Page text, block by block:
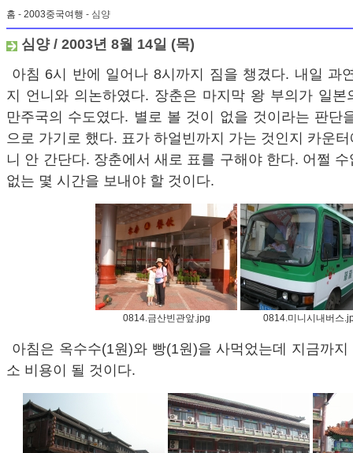
홈 - 2003중국여행 - 심양
심양 / 2003년 8월 14일 (목)
아침 6시 반에 일어나 8시까지 짐을 챙겼다. 내일 과
지 언니와 의논하였다. 장춘은 마지막 왕 부의가 일본
만주국의 수도였다. 별로 볼 것이 없을 것이라는 판단
으로 가기로 했다. 표가 하얼빈까지 가는 것인지 카운
니 안 간단다. 장춘에서 새로 표를 구해야 한다. 어쩔
없는 몇 시간을 보내야 할 것이다.
0814.금산빈관앞.jpg 0814.미니시내버스
아침은 옥수수(1원)와 빵(1원)을 사먹었는데 지금까
소 비용이 될 것이다.